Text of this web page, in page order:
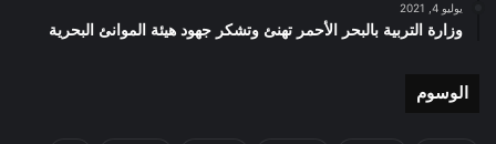
يوليو 4, 2021
وزارة التربية بالبحر الأحمر تهنئ وتشكر جهود هيئة الموانئ البحرية
الوسوم